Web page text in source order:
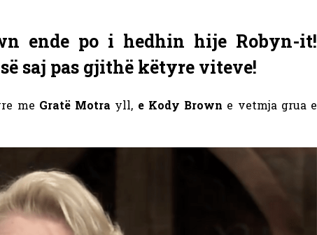
ende po i hedhin hije Robyn-it!
saj pas gjithë këtyre viteve!
me Gratë Motra yll, e Kody Brown e vetmja grua e